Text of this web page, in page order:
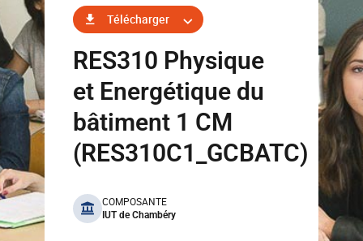
Télécharger
RES310 Physique
et Energétique du
bâtiment 1 CM
(RES310C1_GCBATC)
benefits
COMPOSANTE
IUT de Chambéry